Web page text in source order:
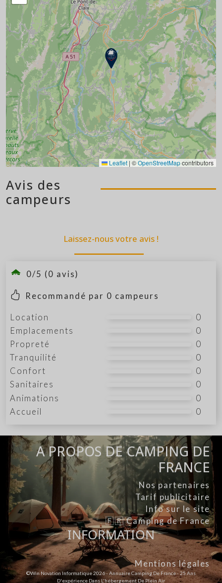
Leaflet | ©OpenStreetMapcontributors
Avis des
campeurs
Laissez-nous votre avis !
0/5 (0 avis)
Recommandé par 0 campeurs
Location
0
Emplacements
0
Propreté
0
Tranquilité
0
Confort
0
Sanitaires
0
Animations
0
Accueil
0
A PROPOS DE CAMPING DE
FRANCE
Nos partenaires
Tarif publicitaire
Info sur le site
🇫🇷 Camping de France
INFORMATION
Mentions légales
©Win Novation Informatique 2026 - Annuaire Camping De France - 25 Ans
D'expérience Dans L'hébergement De Plein Air